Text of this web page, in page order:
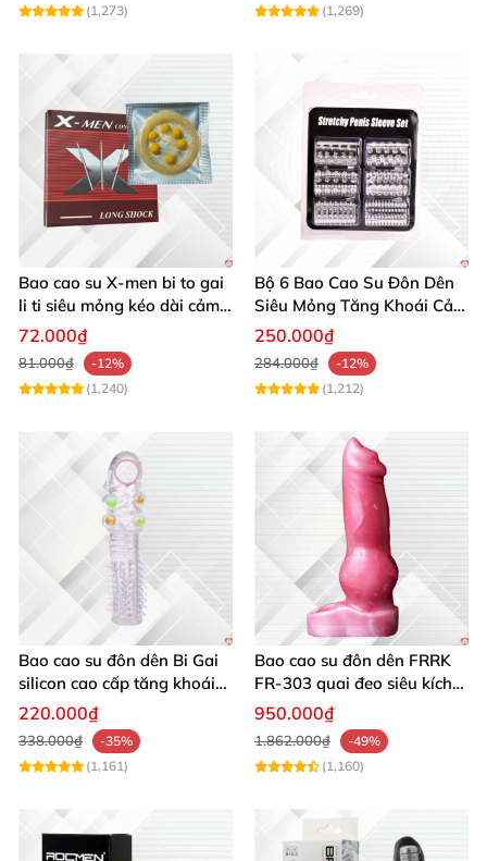
(1,273) (1,269)
Bao cao su X-men bi to gai
li ti siêu mỏng kéo dài cảm
giác
72.000₫
81.000₫
-12%
(1,240)
Bộ 6 Bao Cao Su Đôn Dên
Siêu Mỏng Tăng Khoái Cảm
Kéo Dài
250.000₫
284.000₫
-12%
(1,212)
Bao cao su đôn dên Bi Gai
silicon cao cấp tăng khoái
cảm
220.000₫
338.000₫
-35%
(1,161)
Bao cao su đôn dên FRRK
FR‑303 quai đeo siêu kích
thích đam mê
950.000₫
1.862.000₫
-49%
(1,160)